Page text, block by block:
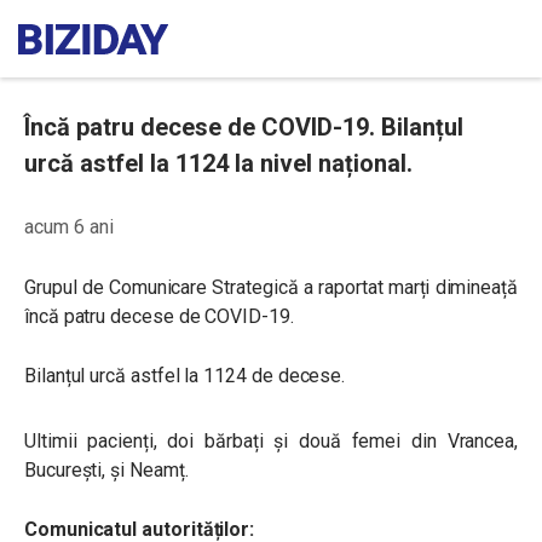
Încă patru decese de COVID-19. Bilanțul
urcă astfel la 1124 la nivel național.
acum 6 ani
Grupul de Comunicare Strategică a raportat marți dimineață
încă patru decese de COVID-19.
Bilanțul urcă astfel la 1124 de decese.
Ultimii pacienți, doi bărbați și două femei din Vrancea,
București, și Neamț.
Comunicatul autorităților: